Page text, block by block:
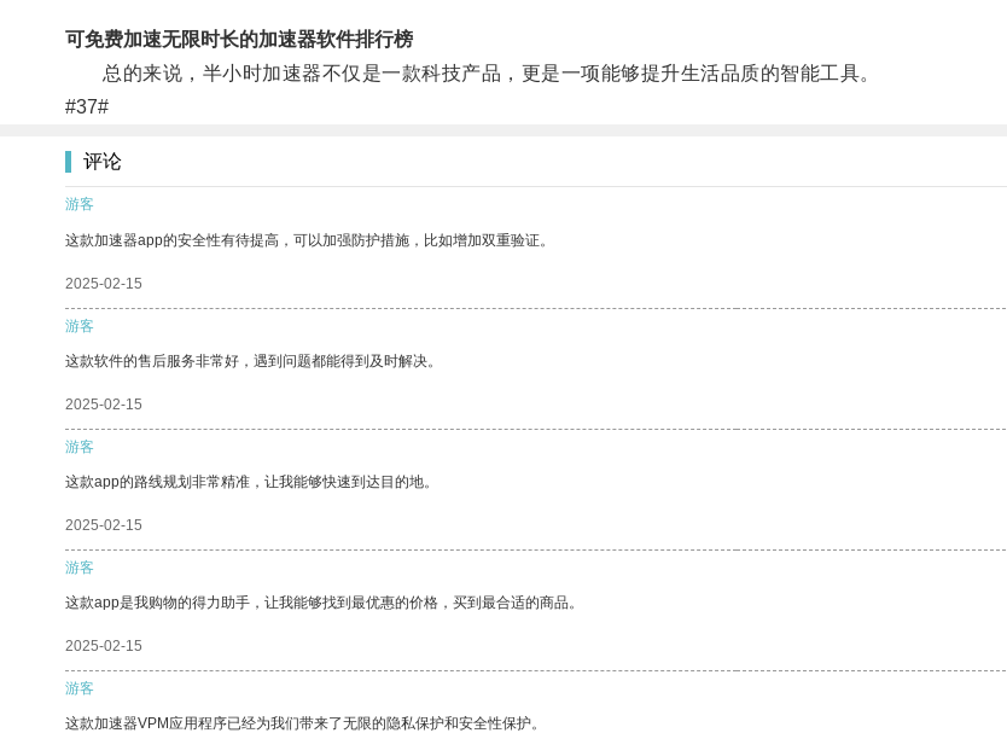
可免费加速无限时长的加速器软件排行榜
总的来说，半小时加速器不仅是一款科技产品，更是一项能够提升生活品质的智能工具。
#37#
评论
游客
这款加速器app的安全性有待提高，可以加强防护措施，比如增加双重验证。
2025-02-15
游客
这款软件的售后服务非常好，遇到问题都能得到及时解决。
2025-02-15
游客
这款app的路线规划非常精准，让我能够快速到达目的地。
2025-02-15
游客
这款app是我购物的得力助手，让我能够找到最优惠的价格，买到最合适的商品。
2025-02-15
游客
这款加速器VPM应用程序已经为我们带来了无限的隐私保护和安全性保护。